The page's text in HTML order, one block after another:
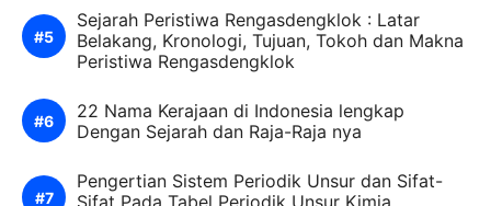
Sejarah Peristiwa Rengasdengklok : Latar
Belakang, Kronologi, Tujuan, Tokoh dan Makna
Peristiwa Rengasdengklok
22 Nama Kerajaan di Indonesia lengkap
Dengan Sejarah dan Raja-Raja nya
Pengertian Sistem Periodik Unsur dan Sifat-